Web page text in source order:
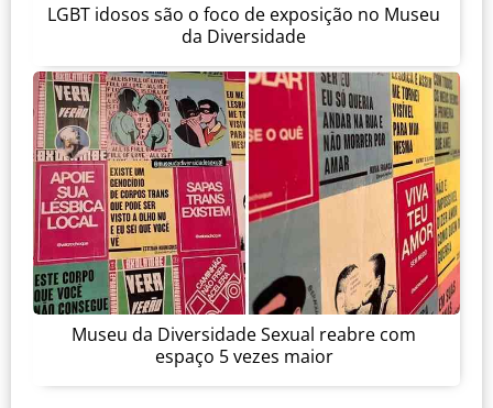
LGBT idosos são o foco de exposição no Museu
da Diversidade
Museu da Diversidade Sexual reabre com
espaço 5 vezes maior